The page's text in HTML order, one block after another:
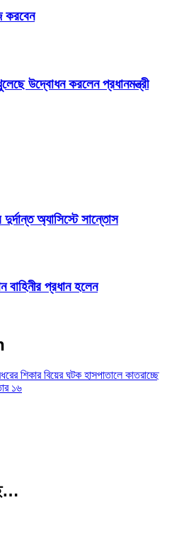
করবেন
উদ্বোধন করলেন প্রধানমন্ত্রী
দুর্দান্ত অ্যাসিস্টে সান্তোস
বাহিনীর প্রধান হলেন
শিকার বিয়ের ঘটক হাসপাতালে কাতরাচ্ছে
১৬